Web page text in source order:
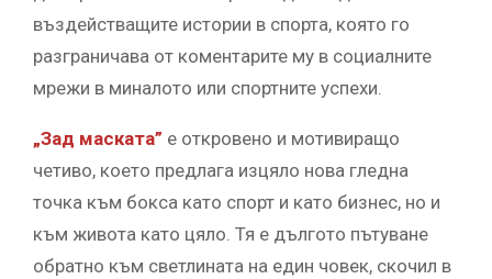
въздействащите истории в спорта, която го
разграничава от коментарите му в социалните
мрежи в миналото или спортните успехи.
„Зад маската” е откровено и мотивиращо
четиво, което предлага изцяло нова гледна
точка към бокса като спорт и като бизнес, но и
към живота като цяло. Тя е дългото пътуване
обратно към светлината на един човек, скочил в